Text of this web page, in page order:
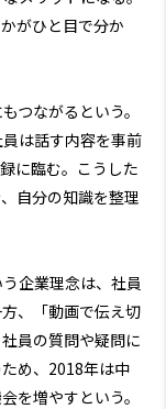
がひと目で分か
つながるという。
は話す内容を事前
に臨む。こうした
自分の知識を整理
企業理念は、社員
、「動画で伝え切
員の質問や疑問に
め、2018年は中
を増やすという。